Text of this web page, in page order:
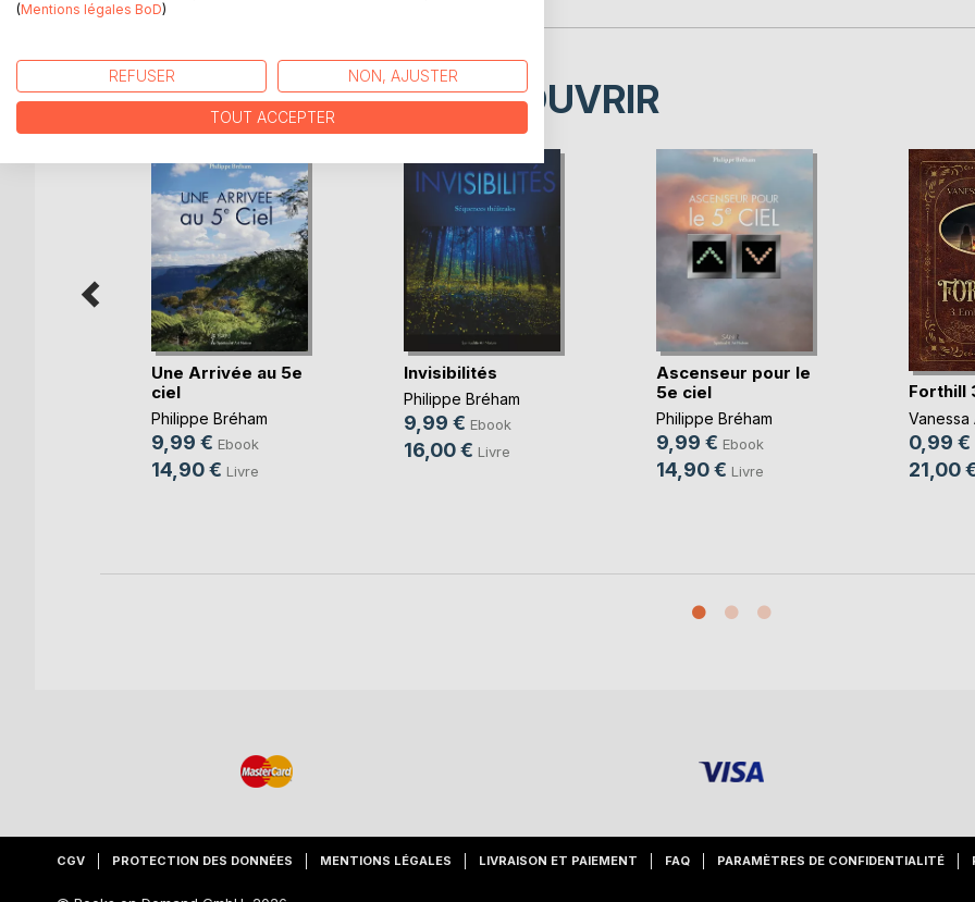
D’AUTRES TITRES À DÉCOUVRIR
Une Arrivée au 5e
ciel
Philippe Bréham
9,99 € Ebook
14,90 € Livre
Invisibilités
Philippe Bréham
9,99 € Ebook
16,00 € Livre
Ascenseur pour le
5e ciel
Philippe Bréham
9,99 € Ebook
14,90 € Livre
Forthill
Vanessa
0,99 €
21,00
CGV PROTECTION DES DONNÉES MENTIONS LÉGALES LIVRAISON ET PAIEMENT FAQ PARAMÈTRES DE CONFIDENTIALITÉ
(Mentions légales BoD)
REFUSER NON, AJUSTER
TOUT ACCEPTER